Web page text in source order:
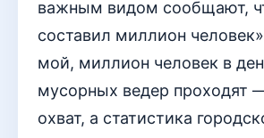
важным видом сообщают,
составил миллион
мой, миллион человек в
мусорных ведер проходят
охват, а статистика